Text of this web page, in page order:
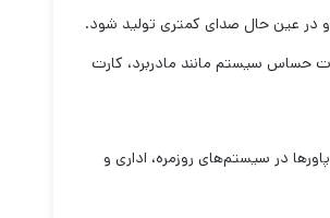
و در عین حال صدای کمتری تولید شود.
حساس سیستم مانند مادربرد، کارت
در سیستم‌های روزمره، اداری و